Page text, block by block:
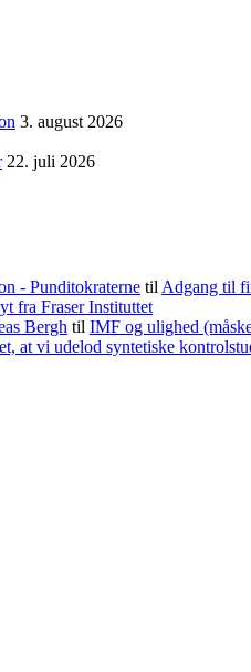
3. august 2026
22. juli 2026
- Punditokraterne til Adgang til
fra Fraser Instituttet
Bergh til IMF og ulighed
at vi udelod syntetiske